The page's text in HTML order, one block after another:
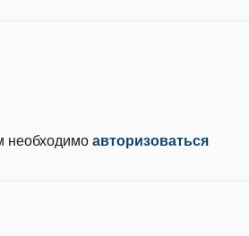
необходимо авторизоваться